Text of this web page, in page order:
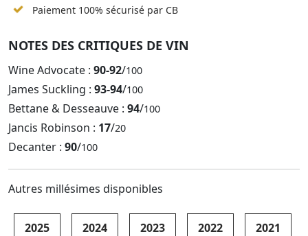
Paiement 100% sécurisé par CB
NOTES DES CRITIQUES DE VIN
Wine Advocate : 90-92/100
James Suckling : 93-94/100
Bettane & Desseauve : 94/100
Jancis Robinson : 17/20
Decanter : 90/100
Autres millésimes disponibles
2025 2024 2023 2022 2021